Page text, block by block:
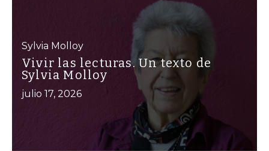
Sylvia Molloy
Vivir las lecturas. Un texto de
Sylvia Molloy
julio 17, 2026